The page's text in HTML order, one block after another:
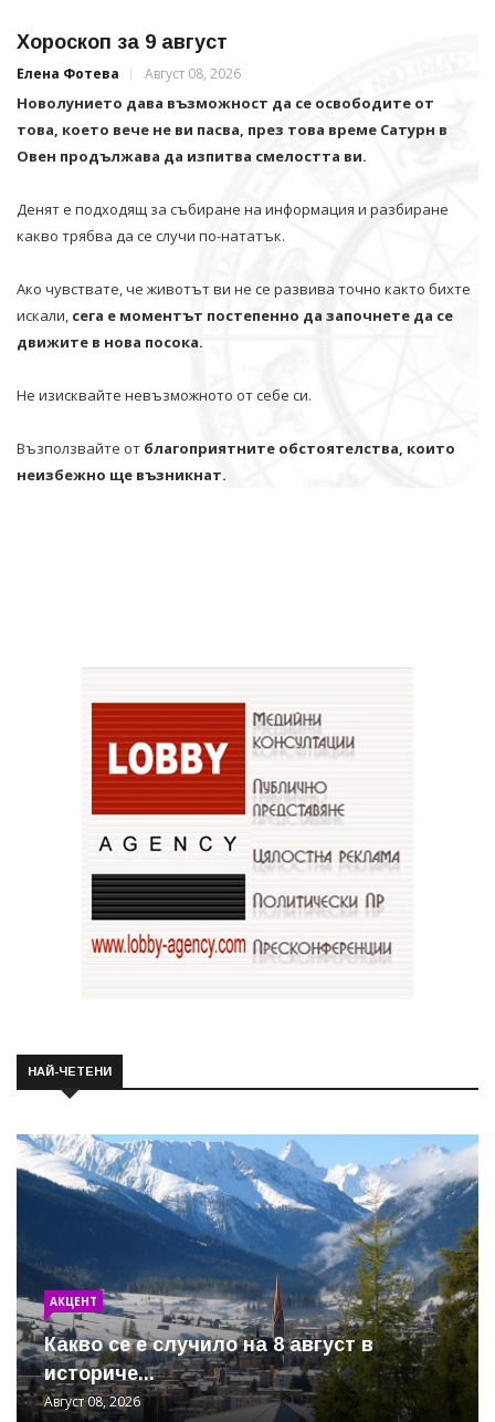
Хороскоп за 9 август
Елена Фотева Август 08, 2026
Новолунието дава възможност да се освободите от
това, което вече не ви пасва, през това време Сатурн в
Овен продължава да изпитва смелостта ви.
Денят е подходящ за събиране на информация и разбиране
какво трябва да се случи по-нататък.
Ако чувствате, че животът ви не се развива точно както бихте
искали, сега е моментът постепенно да започнете да се
движите в нова посока.
Не изисквайте невъзможното от себе си.
Възползвайте от благоприятните обстоятелства, които
неизбежно ще възникнат.
НАЙ-ЧЕТЕНИ
АКЦЕНТ
Какво се е случило на 8 август в
историче...
Август 08, 2026